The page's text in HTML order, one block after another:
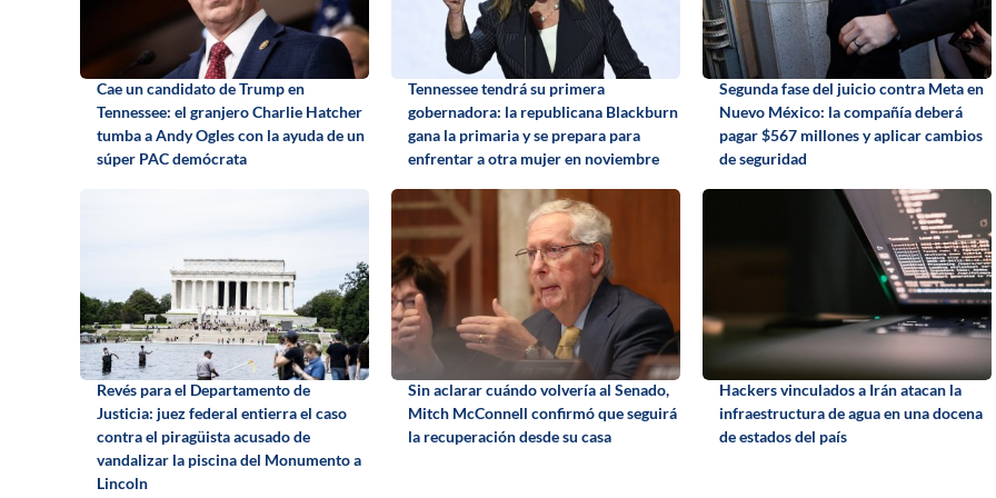
Cae un candidato de Trump en
Tennessee: el granjero Charlie Hatcher
tumba a Andy Ogles con la ayuda de un
súper PAC demócrata
Tennessee tendrá su primera
gobernadora: la republicana Blackburn
gana la primaria y se prepara para
enfrentar a otra mujer en noviembre
Segunda fase del juicio contra Meta en
Nuevo México: la compañía deberá
pagar $567 millones y aplicar cambios
de seguridad
Revés para el Departamento de
Justicia: juez federal entierra el caso
contra el piragüista acusado de
vandalizar la piscina del Monumento a
Lincoln
Sin aclarar cuándo volvería al Senado,
Mitch McConnell confirmó que seguirá
la recuperación desde su casa
Hackers vinculados a Irán atacan la
infraestructura de agua en una docena
de estados del país